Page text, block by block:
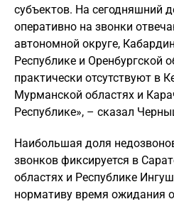
субъектов. На сегодняшний
оперативно на звонки
автономной округе,
Республике и Оренбургской
практически отсутствуют в
Мурманской областях и
Республике», – сказал
Наибольшая доля
звонков фиксируется в
областях и Республике
нормативу время ожидания